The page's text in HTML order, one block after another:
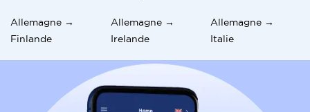
Allemagne →
Finlande
Allemagne →
Irelande
Allemagne →
Italie